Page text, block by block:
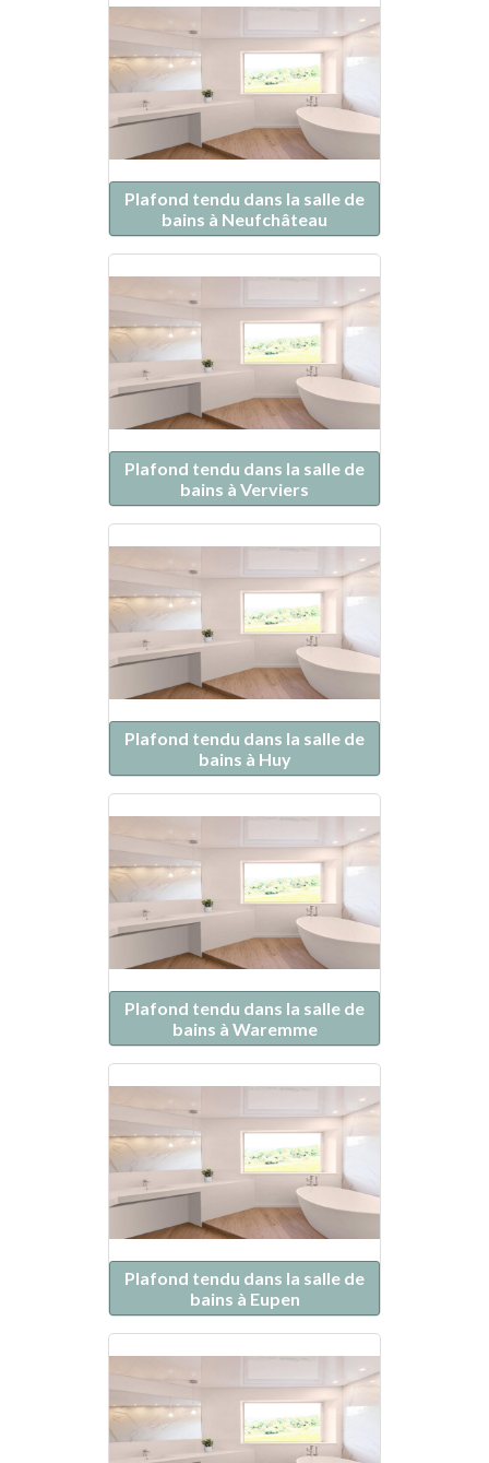
Plafond tendu dans la salle de
bains à Neufchâteau
Plafond tendu dans la salle de
bains à Verviers
Plafond tendu dans la salle de
bains à Huy
Plafond tendu dans la salle de
bains à Waremme
Plafond tendu dans la salle de
bains à Eupen